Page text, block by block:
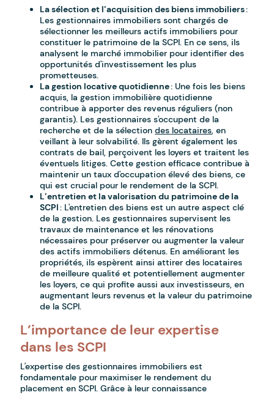
La sélection et l’acquisition des biens immobiliers:
Les gestionnaires immobiliers sont chargés de
sélectionner les meilleurs actifs immobiliers pour
constituer le patrimoine de la SCPI. En ce sens, ils
analysent le marché immobilier pour identifier des
opportunités d'investissement les plus
prometteuses.
La gestion locative quotidienne: Une fois les biens
acquis, la gestion immobilière quotidienne
contribue à apporter des revenus réguliers (non
garantis). Les gestionnaires s'occupent de la
recherche et de la sélectiondes locataires, en
veillant à leur solvabilité. Ils gèrent également les
contrats de bail, perçoivent les loyers et traitent les
éventuels litiges. Cette gestion efficace contribue à
maintenir un taux d'occupation élevé des biens, ce
qui est crucial pour le rendement de la SCPI.
L’entretien et la valorisation du patrimoine de la
SCPI: L'entretien des biens est un autre aspect clé
de la gestion. Les gestionnaires supervisent les
travaux de maintenance et les rénovations
nécessaires pour préserver ou augmenter la valeur
des actifs immobiliers détenus. En améliorant les
propriétés, ils espèrent ainsi attirer des locataires
de meilleure qualité et potentiellement augmenter
les loyers, ce qui profite aussi aux investisseurs, en
augmentant leurs revenus et la valeur du patrimoine
de la SCPI.
L’importance de leur expertise
dans les SCPI
L'expertise des gestionnaires immobiliers est
fondamentale pour maximiser le rendement du
placement en SCPI. Grâce à leur connaissance